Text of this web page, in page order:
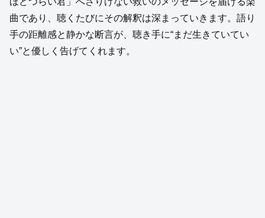
曲であり、聴くたびにその解釈は深まっていきます。語り
手の距離感と静かな断言が、聴き手に“まだ生きていてい
い”と優しく告げてくれます。